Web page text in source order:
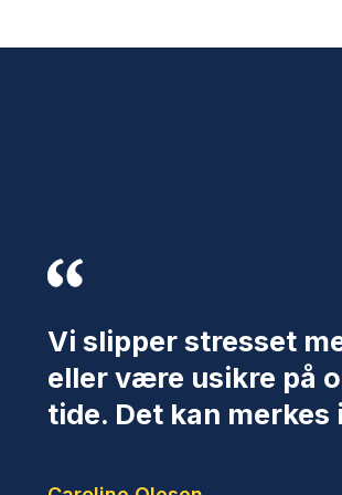
Vi slipper stresset
eller være usikre på
tide. Det kan merkes